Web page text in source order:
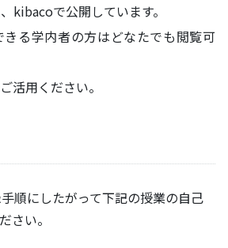
kibacoで公開しています。
る学内者の方はどなたでも閲覧可
活用ください。
順にしたがって下記の授業の自己
さい。